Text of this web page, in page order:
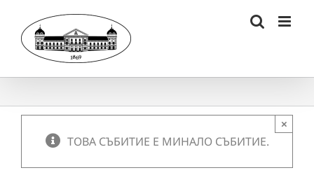
content
ТОВА СЪБИТИЕ Е МИНАЛО СЪБИТИЕ.
×